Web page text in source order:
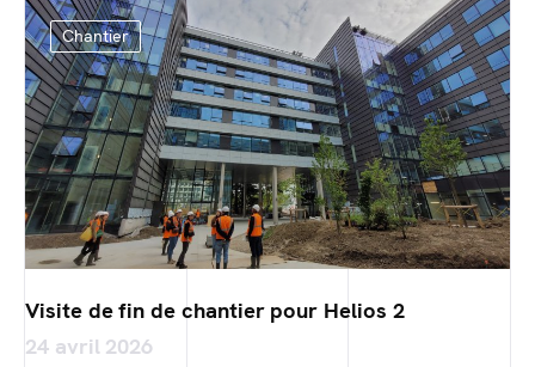
Chantier
Visite de fin de chantier pour Helios 2
24 avril 2026